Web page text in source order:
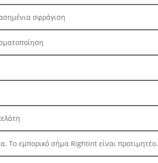
σφράγιση
Το εμπορικό σήμα Rightint είναι προτιμητέο.